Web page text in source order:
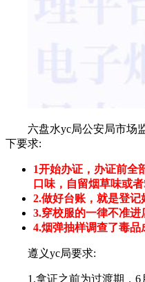
六盘水yc局公安局市场
下要求:
1开始办证，办证前全
口味，自留烟草味或
2.做好台账，就是登记
3.穿校服的一律不准
4.烟弹抽样调查了毒品
遵义yc局要求:
1.拿证之前为过渡期，